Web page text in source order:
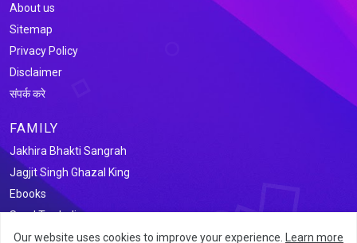
About us
Sitemap
Privacy Policy
Disclaimer
संपर्क करे
FAMILY
Jakhira Bhakti Sangrah
Jagjit Singh Ghazal King
Ebooks
Saral Tax India
Our website uses cookies to improve your experience.
Learn more